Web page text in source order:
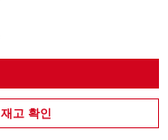
재고 확인